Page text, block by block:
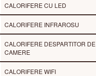
CALORIFERE CU LED
CALORIFERE INFRAROSU
CALORIFERE DESPARTITOR DE
CAMERE
CALORIFERE WIFI